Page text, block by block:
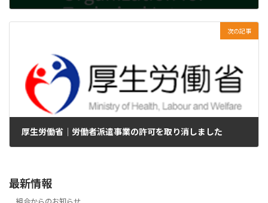
次の記事
厚生労働省｜労働者派遣事業の許可を取り消しました
最新情報